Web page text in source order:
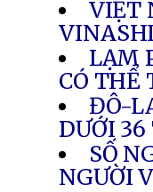
VIỆT
LẠM
CÓ THỂ
ĐÔ-
DƯỚI
SỐ
NGƯỜI